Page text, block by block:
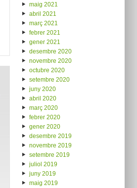
maig 2021
abril 2021
març 2021
febrer 2021
gener 2021
desembre 2020
novembre 2020
octubre 2020
setembre 2020
juny 2020
abril 2020
març 2020
febrer 2020
gener 2020
desembre 2019
novembre 2019
setembre 2019
juliol 2019
juny 2019
maig 2019